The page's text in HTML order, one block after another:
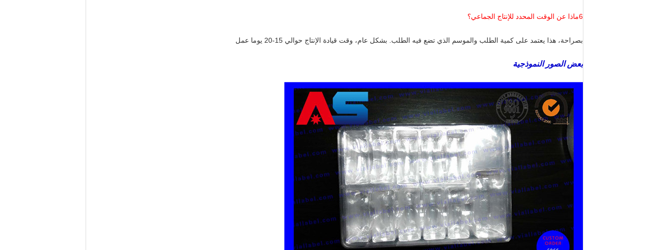
6ماذا عن الوقت المحدد للإنتاج الجماعي؟
بصراحة، هذا يعتمد على كمية الطلب والموسم الذي تضع فيه الطلب. بشكل عام، وقت قيادة الإنتاج حوالي 15-20 يوما عمل
بعض الصور النموذجية